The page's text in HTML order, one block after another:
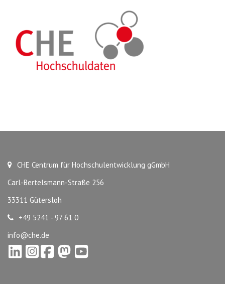
CHE Centrum für Hochschulentwicklung gGmbH
Carl-Bertelsmann-Straße 256
33311 Gütersloh
+49 5241 - 97 61 0
info@che.de